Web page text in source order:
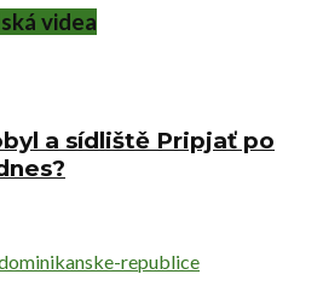
videa
a sídliště Pripjať po